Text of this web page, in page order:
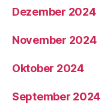
Dezember 2024
November 2024
Oktober 2024
September 2024